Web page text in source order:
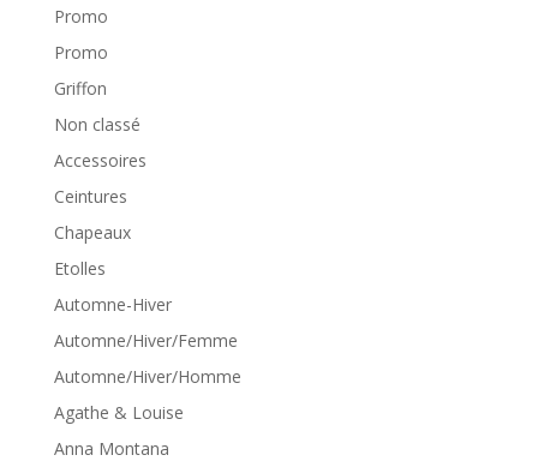
Promo
Promo
Griffon
Non classé
Accessoires
Ceintures
Chapeaux
Etolles
Automne-Hiver
Automne/Hiver/Femme
Automne/Hiver/Homme
Agathe & Louise
Anna Montana